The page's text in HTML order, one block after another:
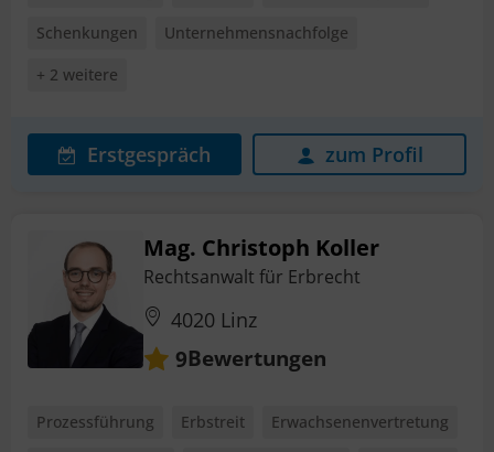
Schenkungen
Unternehmensnachfolge
+ 2 weitere
Erstgespräch zum Profil
Mag. Christoph Koller
Rechtsanwalt für Erbrecht
4020 Linz
9Bewertungen
Prozessführung Erbstreit
Erwachsenenvertretung